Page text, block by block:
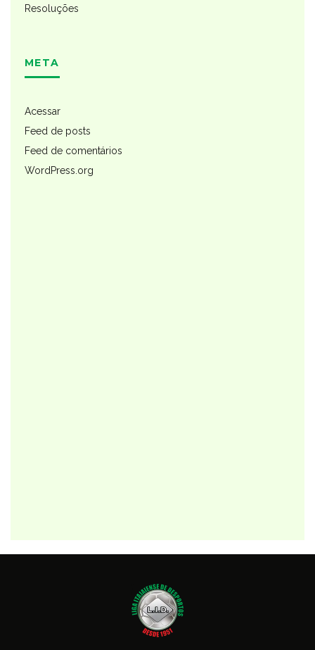
Resoluções
META
Acessar
Feed de posts
Feed de comentários
WordPress.org